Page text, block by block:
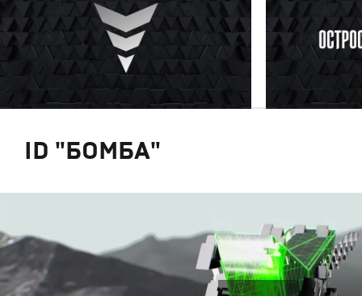
ID "БОМБА"